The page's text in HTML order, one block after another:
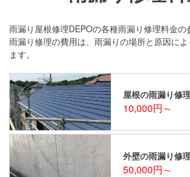
雨漏り屋根修理DEPOの各種雨漏り修理料金の
雨漏り修理の費用は、雨漏りの場所と原因に
ます。
屋根の雨漏り修
10,000円～
外壁の雨漏り修
50,000円～